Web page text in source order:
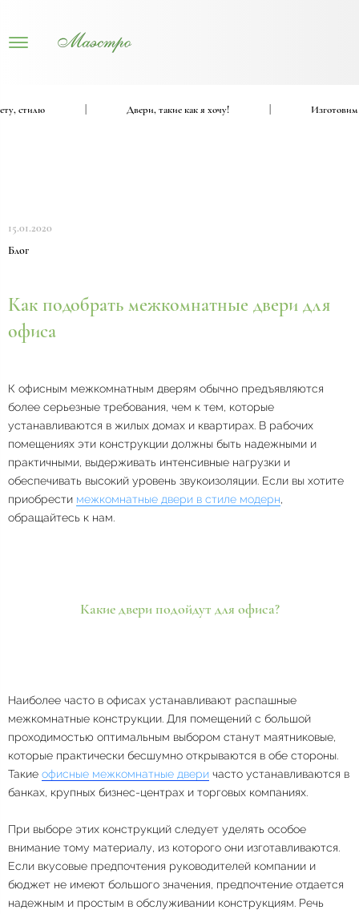
стилю Двери, такие как я хочу! Изготовим
15.01.2020
Блог
Как подобрать межкомнатные двери для
офиса
К офисным межкомнатным дверям обычно предъявляются
более серьезные требования, чем к тем, которые
устанавливаются в жилых домах и квартирах. В рабочих
помещениях эти конструкции должны быть надежными и
практичными, выдерживать интенсивные нагрузки и
обеспечивать высокий уровень звукоизоляции. Если вы хотите
приобрести межкомнатные двери в стиле модерн,
обращайтесь к нам.
Какие двери подойдут для офиса?
Наиболее часто в офисах устанавливают распашные
межкомнатные конструкции. Для помещений с большой
проходимостью оптимальным выбором станут маятниковые,
которые практически бесшумно открываются в обе стороны.
Такие офисные межкомнатные двери часто устанавливаются в
банках, крупных бизнес-центрах и торговых компаниях.
При выборе этих конструкций следует уделять особое
внимание тому материалу, из которого они изготавливаются.
Если вкусовые предпочтения руководителей компании и
бюджет не имеют большого значения, предпочтение отдается
надежным и простым в обслуживании конструкциям. Речь